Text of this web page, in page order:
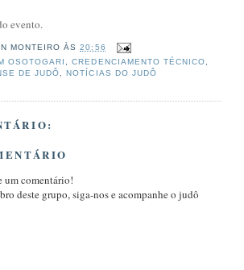
evento.
MONTEIRO ÀS20:56
OSOTOGARI ,CREDENCIAMENTO TÉCNICO,
DE JUDÔ,NOTÍCIAS DO JUDÔ
um comentário!
deste grupo, siga-nos e acompanhe o judô